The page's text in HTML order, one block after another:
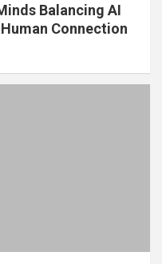
Balancing AI
Connection